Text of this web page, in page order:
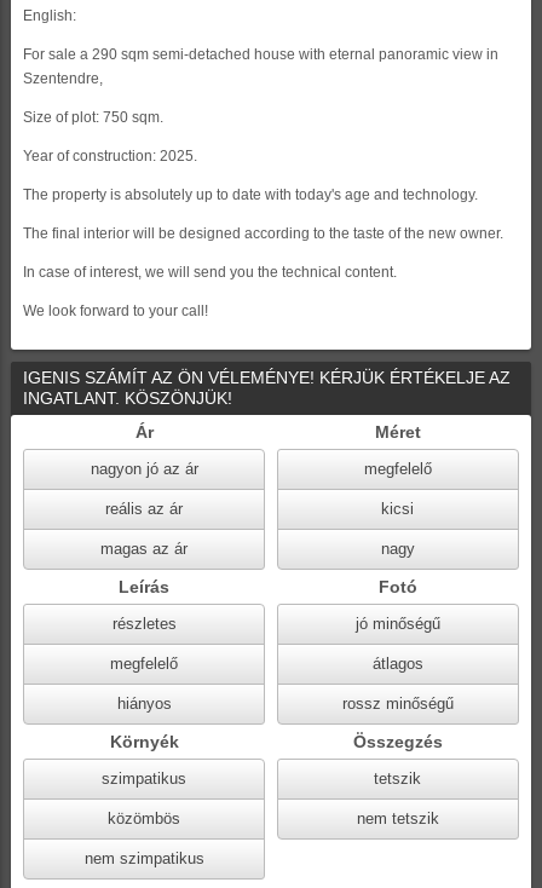
English:
For sale a 290 sqm semi-detached house with eternal panoramic view in
Szentendre,
Size of plot: 750 sqm.
Year of construction: 2025.
The property is absolutely up to date with today's age and technology.
The final interior will be designed according to the taste of the new owner.
In case of interest, we will send you the technical content.
We look forward to your call!
IGENIS SZÁMÍT AZ ÖN VÉLEMÉNYE! KÉRJÜK ÉRTÉKELJE AZ
INGATLANT. KÖSZÖNJÜK!
Ár
nagyon jó az ár
reális az ár
magas az ár
Méret
megfelelő
kicsi
nagy
Leírás
részletes
megfelelő
hiányos
Fotó
jó minőségű
átlagos
rossz minőségű
Környék
szimpatikus
közömbös
nem szimpatikus
Összegzés
tetszik
nem tetszik